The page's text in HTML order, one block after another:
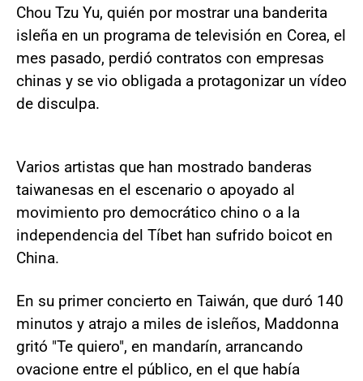
Chou Tzu Yu, quién por mostrar una banderita
isleña en un programa de televisión en Corea, el
mes pasado, perdió contratos con empresas
chinas y se vio obligada a protagonizar un vídeo
de disculpa.
Varios artistas que han mostrado banderas
taiwanesas en el escenario o apoyado al
movimiento pro democrático chino o a la
independencia del Tíbet han sufrido boicot en
China.
En su primer concierto en Taiwán, que duró 140
minutos y atrajo a miles de isleños, Maddonna
gritó "Te quiero", en mandarín, arrancando
ovacione entre el público, en el que había